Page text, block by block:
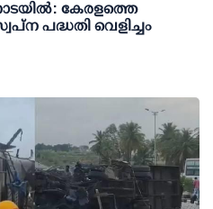
കേരളത്തെ
പദ്ധതി വെളിച്ചം